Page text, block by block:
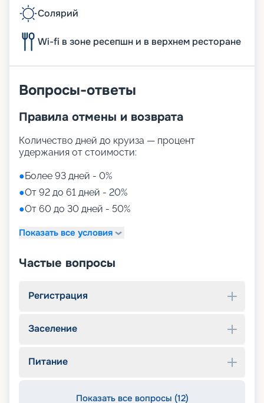
Солярий
Wi-fi в зоне ресепшн и в верхнем ресторане
Вопросы-ответы
Правила отмены и возврата
Количество дней до круиза — процент
удержания от стоимости:
●Более 93 дней - 0%
●От 92 до 61 дней - 20%
●От 60 до 30 дней - 50%
Показать все условия
Частые вопросы
Регистрация
Заселение
Питание
Показать все вопросы (12)